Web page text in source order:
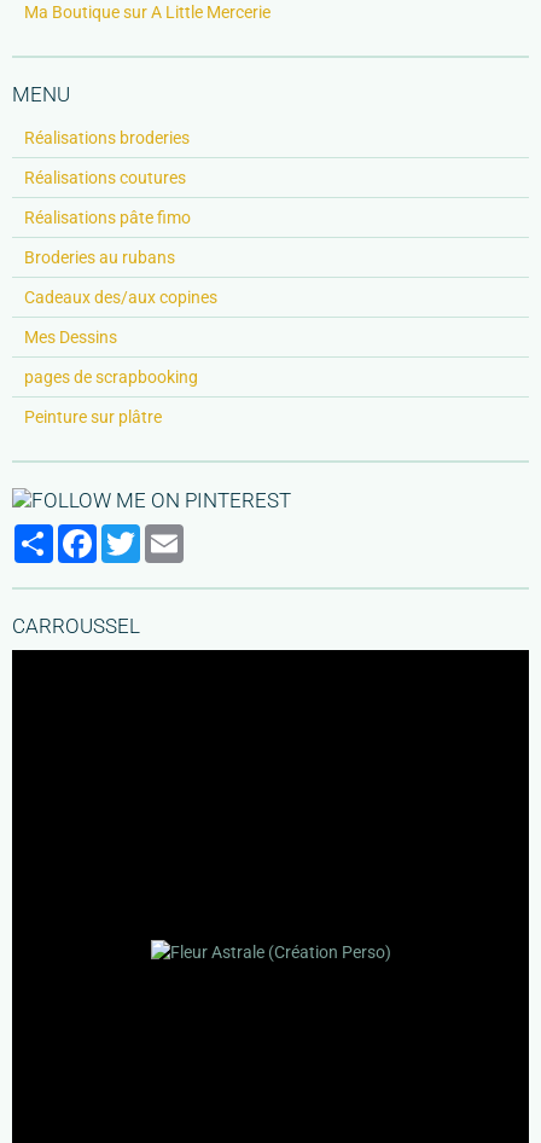
Ma Boutique sur A Little Mercerie
MENU
Réalisations broderies
Réalisations coutures
Réalisations pâte fimo
Broderies au rubans
Cadeaux des/aux copines
Mes Dessins
pages de scrapbooking
Peinture sur plâtre
PartagerFacebook
Twitter
CARROUSSEL